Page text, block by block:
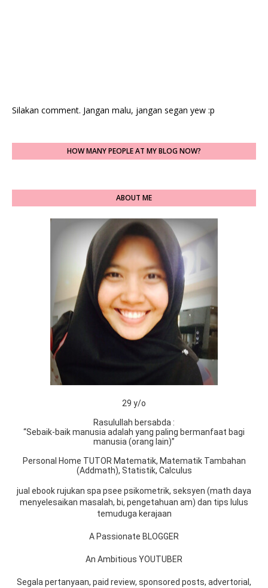
Silakan comment. Jangan malu, jangan segan yew :p
HOW MANY PEOPLE AT MY BLOG NOW?
ABOUT ME
29 y/o
Rasulullah bersabda :
“Sebaik-baik manusia adalah yang paling bermanfaat bagi
manusia (orang lain)”
Personal Home TUTOR Matematik, Matematik Tambahan
(Addmath), Statistik, Calculus
jual ebook rujukan spa psee psikometrik, seksyen (math daya
menyelesaikan masalah, bi, pengetahuan am) dan tips lulus
temuduga kerajaan
A Passionate BLOGGER
An Ambitious YOUTUBER
Segala pertanyaan, paid review, sponsored posts, advertorial,